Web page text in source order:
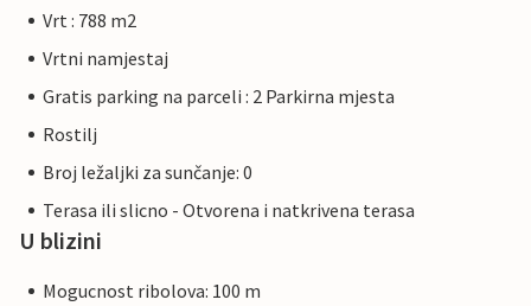
Vrt : 788 m2
Vrtni namjestaj
Gratis parking na parceli : 2 Parkirna mjesta
Rostilj
Broj ležaljki za sunčanje: 0
Terasa ili slicno - Otvorena i natkrivena terasa
U blizini
Mogucnost ribolova: 100 m